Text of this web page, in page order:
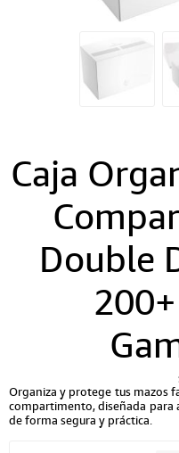
Caja
Double
Organiza y protege tus mazos
compartimento, diseñada para
de forma segura y práctica.